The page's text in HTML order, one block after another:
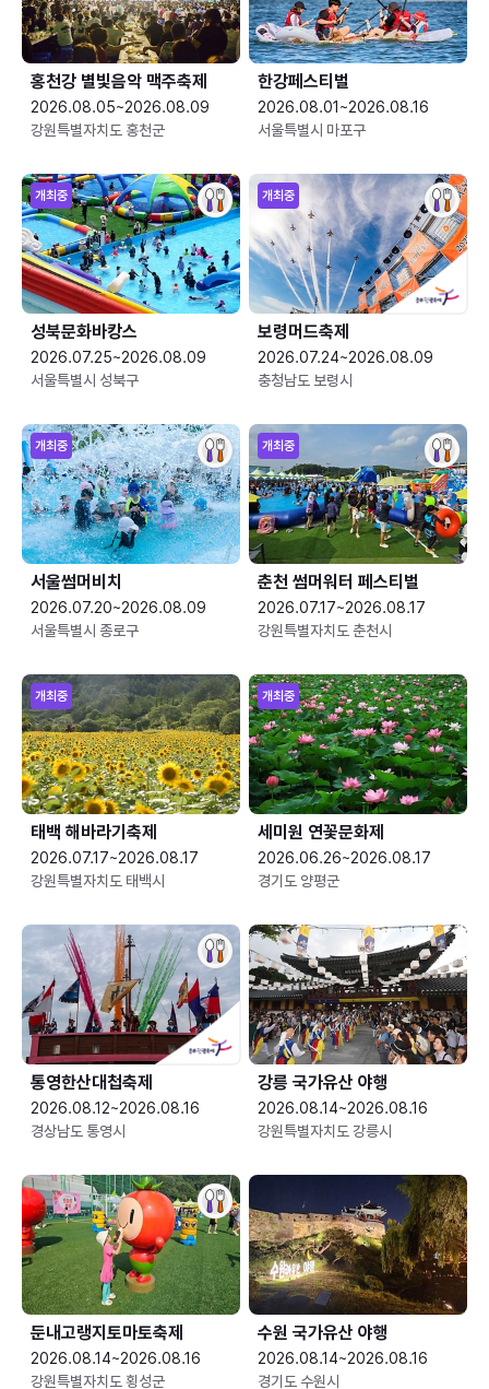
홍천강 별빛음악 맥주축제
2026.08.05~2026.08.09
강원특별자치도 홍천군
한강페스티벌
2026.08.01~2026.08.16
서울특별시 마포구
개최중
성북문화바캉스
2026.07.25~2026.08.09
서울특별시 성북구
개최중
보령머드축제
2026.07.24~2026.08.09
충청남도 보령시
개최중
서울썸머비치
2026.07.20~2026.08.09
서울특별시 종로구
개최중
춘천 썸머워터 페스티벌
2026.07.17~2026.08.17
강원특별자치도 춘천시
개최중
태백 해바라기축제
2026.07.17~2026.08.17
강원특별자치도 태백시
개최중
세미원 연꽃문화제
2026.06.26~2026.08.17
경기도 양평군
통영한산대첩축제
2026.08.12~2026.08.16
경상남도 통영시
강릉 국가유산 야행
2026.08.14~2026.08.16
강원특별자치도 강릉시
둔내고랭지토마토축제
2026.08.14~2026.08.16
강원특별자치도 횡성군
수원 국가유산 야행
2026.08.14~2026.08.16
경기도 수원시